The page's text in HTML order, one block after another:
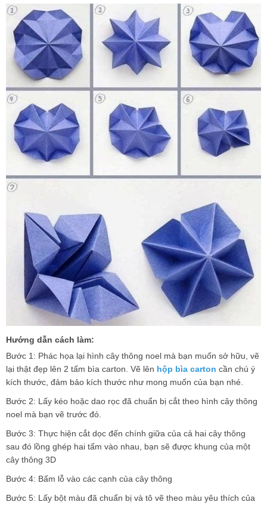
Hướng dẫn cách làm:
Bước 1: Phác họa lại hình cây thông noel mà bạn muốn sở hữu, vẽ
lại thật đẹp lên 2 tấm bìa carton. Vẽ lên hộp bìa carton cần chú ý
kích thước, đảm bảo kích thước như mong muốn của bạn nhé.
Bước 2: Lấy kéo hoặc dao rọc đã chuẩn bị cắt theo hình cây thông
noel mà bạn vẽ trước đó.
Bước 3: Thực hiện cắt dọc đến chính giữa của cả hai cây thông
sau đó lồng ghép hai tấm vào nhau, bạn sẽ được khung của một
cây thông 3D
Bước 4: Bấm lỗ vào các cạnh của cây thông
Bước 5: Lấy bột màu đã chuẩn bị và tô vẽ theo màu yêu thích của